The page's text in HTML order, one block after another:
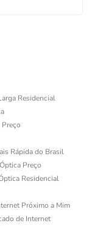
Residencial
Rápida do Brasil
Preço
Residencial
Próximo a Mim
de Internet